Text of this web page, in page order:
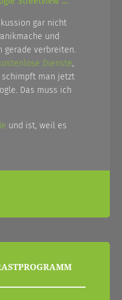
gar nicht
und
gerade verbreiten.
Dienste,
schimpft man jetzt
Das muss ich
und ist, weil es